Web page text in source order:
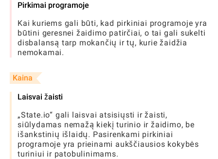
Pirkimai programoje
Kai kuriems gali būti, kad pirkiniai programoje yra
būtini geresnei žaidimo patirčiai, o tai gali sukelti
disbalansą tarp mokančių ir tų, kurie žaidžia
nemokamai.
Kaina
Laisvai žaisti
„State.io“ gali laisvai atsisiųsti ir žaisti,
siūlydamas nemažą kiekį turinio ir žaidimo, be
išankstinių išlaidų. Pasirenkami pirkiniai
programoje yra prieinami aukščiausios kokybės
turiniui ir patobulinimams.